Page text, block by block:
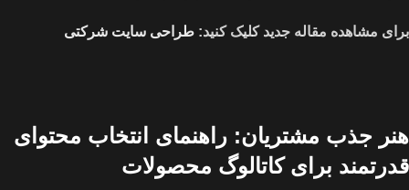
برای مشاهده مقاله جدید کلیک کنید: طراحی سایت شرکتی
هنر جذب مشتریان: راهنمای انتخاب محتوای
قدرتمند برای کاتالوگ محصولات